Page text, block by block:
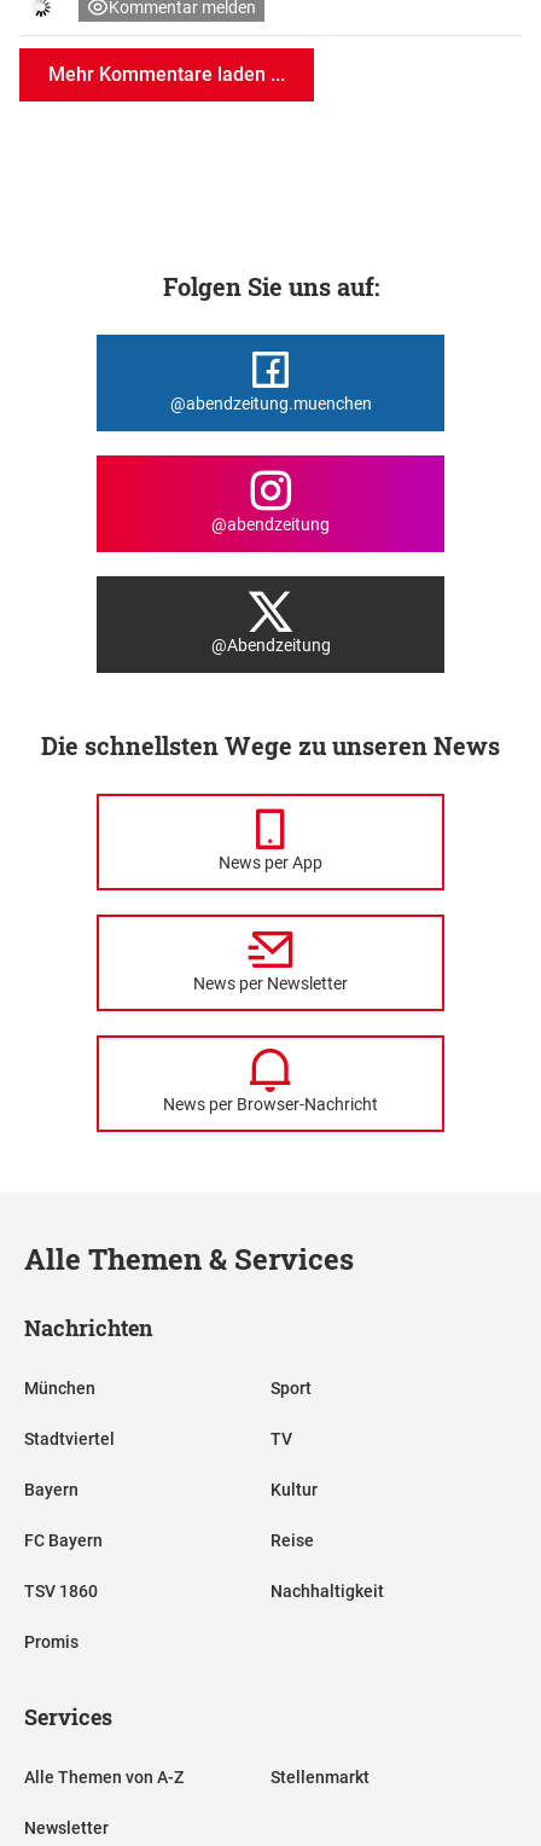
Kommentar melden
Mehr Kommentare laden ...
Folgen Sie uns auf:
@abendzeitung.muenchen
@abendzeitung
@Abendzeitung
Die schnellsten Wege zu unseren News
News per App
News per Newsletter
News per Browser-Nachricht
Alle Themen & Services
Nachrichten
München
Stadtviertel
Bayern
FC Bayern
TSV 1860
Promis
Sport
TV
Kultur
Reise
Nachhaltigkeit
Services
Alle Themen von A-Z
Newsletter
Stellenmarkt